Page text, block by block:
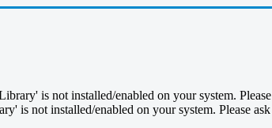
is not installed/enabled on your system.
is not installed/enabled on your system. Please